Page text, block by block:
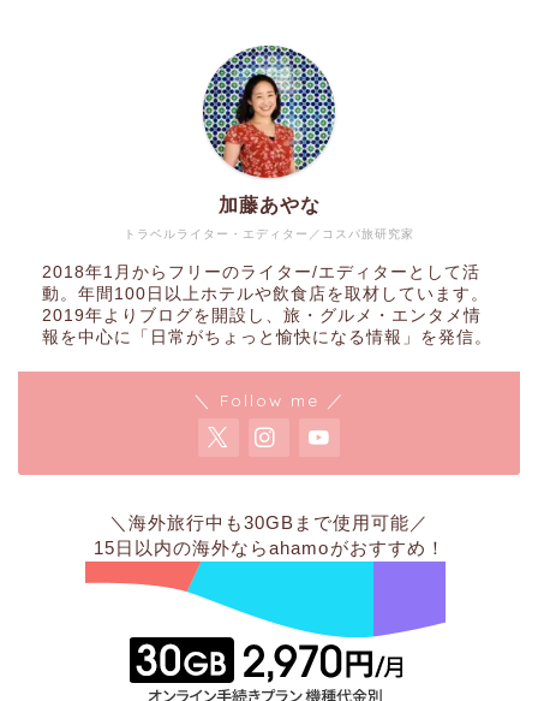
トラベルライター・エディター／コスパ旅研究家
加藤あやな
2018年1月からフリーのライター/エディターとして活
動。年間100日以上ホテルや飲食店を取材しています。
2019年よりブログを開設し、旅・グルメ・エンタメ情
報を中心に「日常がちょっと愉快になる情報」を発信。
＼ Follow me ／
＼海外旅行中も30GBまで使用可能／
15日以内の海外ならahamoがおすすめ！